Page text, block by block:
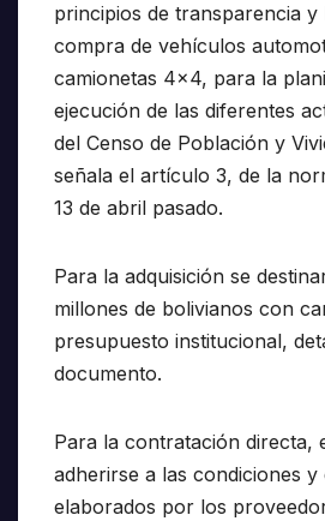
principios de transparencia y
compra de vehículos
camionetas 4×4, para la
ejecución de las diferentes
del Censo de Población y
señala el artículo 3, de la
13 de abril pasado.
Para la adquisición se
millones de bolivianos con
presupuesto institucional,
documento.
Para la contratación directa,
adherirse a las condiciones
elaborados por los